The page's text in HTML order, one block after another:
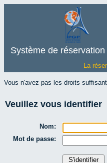
Système de
La
Vous n'avez pas les droits
Veuillez vous identifier
Nom:
Mot de passe: